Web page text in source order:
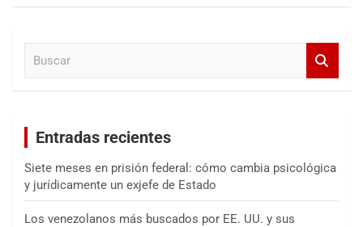
Entradas recientes
Siete meses en prisión federal: cómo cambia psicológica
y jurídicamente un exjefe de Estado
Los venezolanos más buscados por EE. UU. y sus